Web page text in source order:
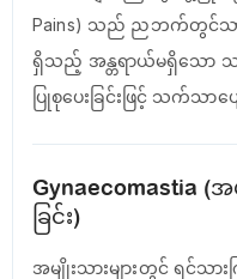
Pains) သည် ညဘက်တွင်သာ
ရှိသည့် အန္တရာယ်မရှိသော သ
ပြုစုပေးခြင်းဖြင့် သက်သာ
Gynaecomastia (အ
ခြင်း)
အမျိုးသားများတွင် ရင်သ